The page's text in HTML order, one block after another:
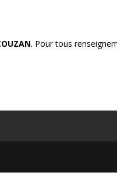
. Pour tous